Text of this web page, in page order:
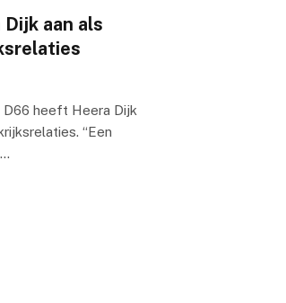
aan als
D66 heeft Heera Dijk
“Een